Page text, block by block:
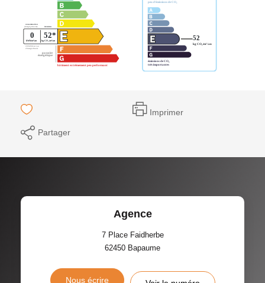
Imprimer
Partager
Agence
7 Place Faidherbe
62450 Bapaume
Nous écrire